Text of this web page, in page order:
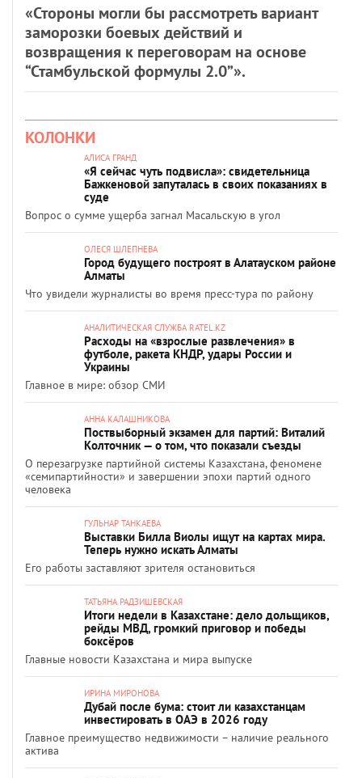
«Стороны могли бы рассмотреть вариант
заморозки боевых действий и
возвращения к переговорам на основе
“Стамбульской формулы 2.0”».
КОЛОНКИ
АЛИСА ГРАНД
«Я сейчас чуть подвисла»: свидетельница
Бажкеновой запуталась в своих показаниях в
суде
Вопрос о сумме ущерба загнал Масальскую в угол
ОЛЕСЯ ШЛЕПНЕВА
Город будущего построят в Алатауском районе
Алматы
Что увидели журналисты во время пресс-тура по району
АНАЛИТИЧЕСКАЯ СЛУЖБА RATEL.KZ
Расходы на «взрослые развлечения» в
футболе, ракета КНДР, удары России и
Украины
Главное в мире: обзор СМИ
АННА КАЛАШНИКОВА
Поствыборный экзамен для партий: Виталий
Колточник — о том, что показали съезды
О перезагрузке партийной системы Казахстана, феномене
«семипартийности» и завершении эпохи партий одного
человека
ГУЛЬНАР ТАНКАЕВА
Выставки Билла Виолы ищут на картах мира.
Теперь нужно искать Алматы
Его работы заставляют зрителя остановиться
ТАТЬЯНА РАДЗИШЕВСКАЯ
Итоги недели в Казахстане: дело дольщиков,
рейды МВД, громкий приговор и победы
боксёров
Главные новости Казахстана и мира выпуске
ИРИНА МИРОНОВА
Дубай после бума: стоит ли казахстанцам
инвестировать в ОАЭ в 2026 году
Главное преимущество недвижимости – наличие реального
актива